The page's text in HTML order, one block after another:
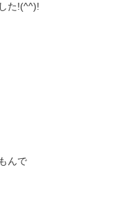
た!(^^)!
んで